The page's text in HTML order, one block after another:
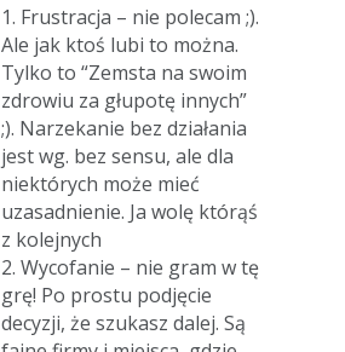
1. Frustracja – nie polecam ;).
Ale jak ktoś lubi to można.
Tylko to “Zemsta na swoim
zdrowiu za głupotę innych”
;). Narzekanie bez działania
jest wg. bez sensu, ale dla
niektórych może mieć
uzasadnienie. Ja wolę którąś
z kolejnych
2. Wycofanie – nie gram w tę
grę! Po prostu podjęcie
decyzji, że szukasz dalej. Są